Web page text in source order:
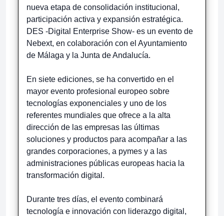
nueva etapa de consolidación institucional,
participación activa y expansión estratégica.
DES -Digital Enterprise Show- es un evento de
Nebext, en colaboración con el Ayuntamiento
de Málaga y la Junta de Andalucía.
En siete ediciones, se ha convertido en el
mayor evento profesional europeo sobre
tecnologías exponenciales y uno de los
referentes mundiales que ofrece a la alta
dirección de las empresas las últimas
soluciones y productos para acompañar a las
grandes corporaciones, a pymes y a las
administraciones públicas europeas hacia la
transformación digital.
Durante tres días, el evento combinará
tecnología e innovación con liderazgo digital,